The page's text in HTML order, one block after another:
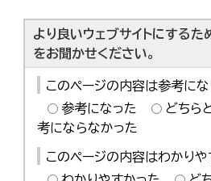
より良いウェブサイトにするた
をお聞かせください。
このページの内容は参考にな
参考になった
どちら
考にならなかった
このページの内容はわかりや